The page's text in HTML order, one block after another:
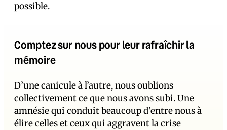
possible.
Comptez sur nous pour leur rafraîchir la
mémoire
D’une canicule à l’autre, nous oublions
collectivement ce que nous avons subi. Une
amnésie qui conduit beaucoup d’entre nous à
élire celles et ceux qui aggravent la crise